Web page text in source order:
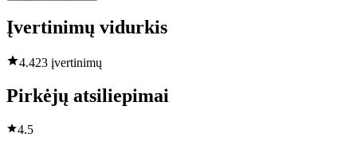
Įvertinimų vidurkis
4.423 įvertinimų
Pirkėjų atsiliepimai
4.5